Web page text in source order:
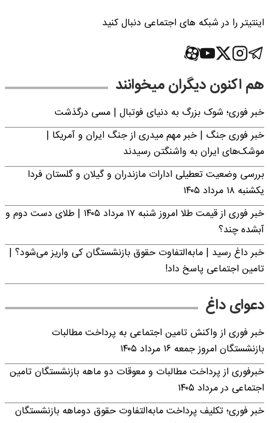
اینتیتر را در شبکه های اجتماعی دنبال کنید
هم اکنون دیگران میخوانند
خبر فوری؛‌ شوک بزرگ به دنیای فوتبال | مسی درگذشت
خبر فوری جنگ | خبر مهم میدری از جنگ ایران و آمریکا |
موشک‌های ایران به واشنگتن رسیدند
بررسی وضعیت تعطیلی ادارات مازندران و گیلان و گلستان فردا
یکشنبه ۱۸ مرداد ۱۴۰۵
خبر فوری از قیمت طلا امروز شنبه ۱۷ مرداد ۱۴۰۵ | طلای دست دوم و
آبشده چند؟
خبر داغ رسید | مابه‌التفاوت حقوق بازنشستگان کی واریز می‌شود؟ |
تامین اجتماعی پاسخ داد!
دعوای داغ
خبر فوری از واکنش تامین اجتماعی به پرداخت مطالبات
بازنشستگان امروز جمعه ۱۶ مرداد ۱۴۰۵
خبرفوری از پرداخت مطالبات و معوقات دو ماهه بازنشستگان تامین
اجتماعی در مرداد ۱۴۰۵
خبر فوری؛ تکلیف پرداخت مابه‌التفاوت حقوق دوماهه بازنشستگان